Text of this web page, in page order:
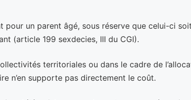
un parent âgé, sous réserve que celui-ci
(article 199 sexdecies, III du CGI).
territoriales ou dans le cadre de
n’en supporte pas directement le coût.